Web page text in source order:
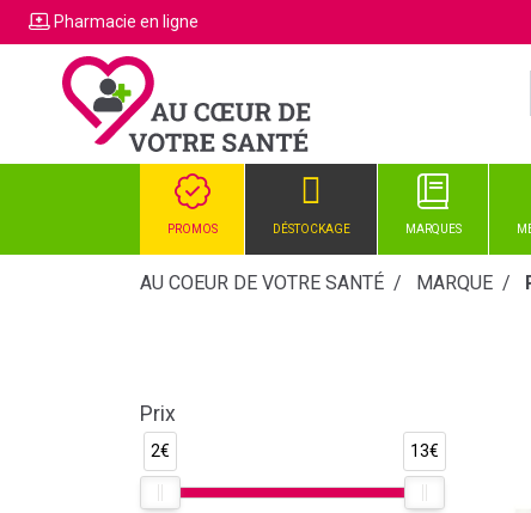
Pharmacie en ligne
PROMOS DÉSTOCKAGE MARQUES
AU COEUR DE VOTRE SANTÉ MARQUE
Prix
2€ 13€